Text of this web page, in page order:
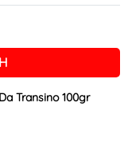
Transino 100gr